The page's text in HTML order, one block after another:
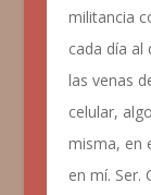
militancia
cada día
las venas
celular,
misma, en
en mí. Ser.